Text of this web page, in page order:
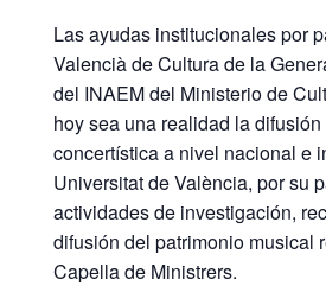
Las ayudas institucionales por
Valencià de Cultura de la
del INAEM del Ministerio de
hoy sea una realidad la
concertística a nivel nacional e
Universitat de València, por su
actividades de investigación,
difusión del patrimonio musical
Capella de Ministrers.